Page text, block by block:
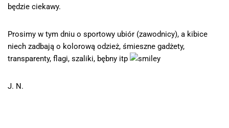
będzie ciekawy.
Prosimy w tym dniu o sportowy ubiór (zawodnicy), a kibice
niech zadbają o kolorową odzież, śmieszne gadżety,
transparenty, flagi, szaliki, bębny itp
J. N.